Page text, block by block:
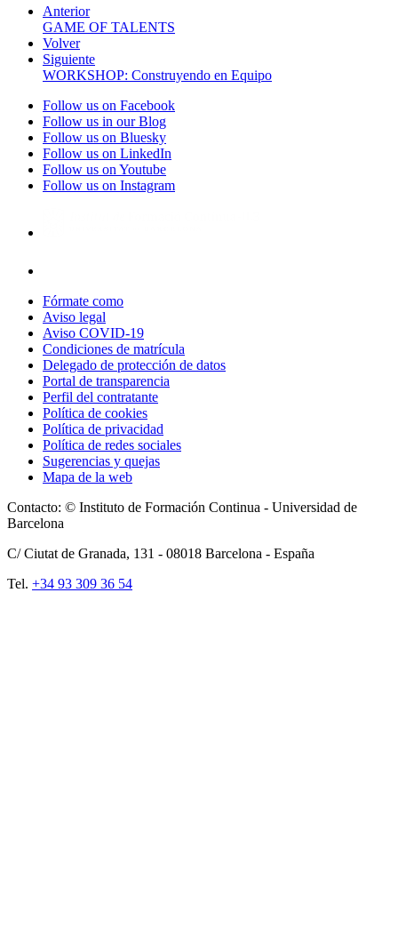
Anterior
GAME OF TALENTS
Volver
Siguiente
WORKSHOP: Construyendo en Equipo
Follow us on Facebook
Follow us in our Blog
Follow us on Bluesky
Follow us on LinkedIn
Follow us on Youtube
Follow us on Instagram
Fórmate como
Aviso legal
Aviso COVID-19
Condiciones de matrícula
Delegado de protección de datos
Portal de transparencia
Perfil del contratante
Política de cookies
Política de privacidad
Política de redes sociales
Sugerencias y quejas
Mapa de la web
Contacto: © Instituto de Formación Continua - Universidad de
Barcelona
C/ Ciutat de Granada, 131 - 08018 Barcelona - España
Tel. +34 93 309 36 54